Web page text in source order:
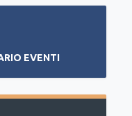
EVENTI